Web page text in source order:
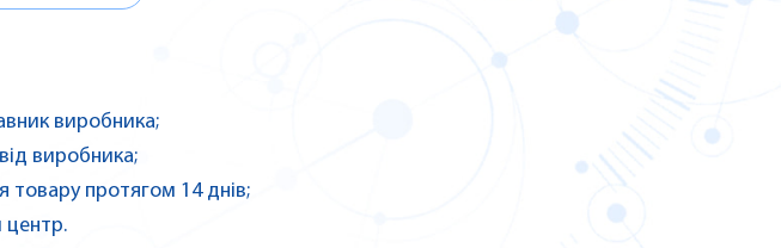
виробника;
виробника;
товару протягом 14 днів;
центр.